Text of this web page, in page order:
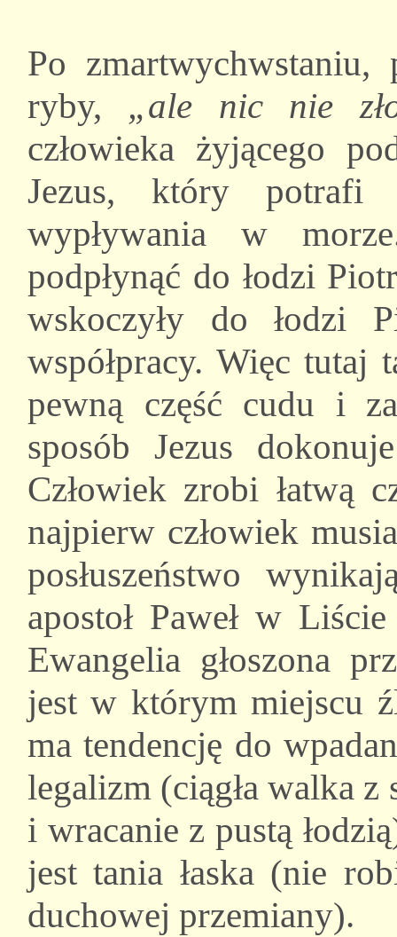
Po
ryby, „ale nic nie
człowieka żyjącego
Jezus, który potrafi
wypływania w
podpłynąć do łodzi
wskoczyły do łodzi
współpracy. Więc tutaj
pewną część cudu i
sposób Jezus
Człowiek zrobi łatwą
najpierw człowiek
posłuszeństwo
apostoł Paweł w
Ewangelia głoszona
jest w którym miejscu
ma tendencję do
legalizm (ciągła walka
i wracanie z pustą
jest tania łaska (nie
duchowej przemiany).